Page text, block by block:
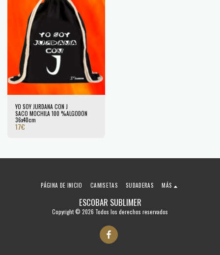
YO SOY JURDANA CON J
SACO MOCHILA 100 %ALGODÓN
36x40cm
17€
ESCOBAR SUBLIMER
Copyright © 2026 Todos los derechos reservados
PÁGINA DE INICIO CAMISETAS SUDADERAS MÁS